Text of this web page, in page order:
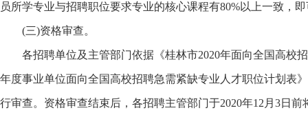
员所学专业与招聘职位要求专业的核心课程有80%以上一致，
(三)资格审查。
各招聘单位及主管部门依据《桂林市2020年面向全国高校
年度事业单位面向全国高校招聘急需紧缺专业人才职位计划表
行审查。资格审查结束后，各招聘主管部门于2020年12月3日